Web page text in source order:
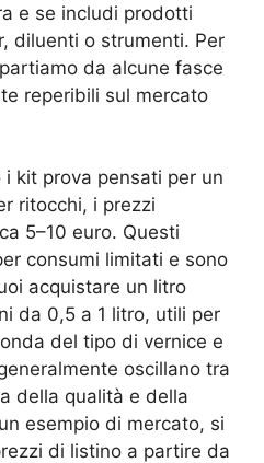
e se includi prodotti
diluenti o strumenti. Per
da alcune fasce
reperibili sul mercato
kit prova pensati per un
ritocchi, i prezzi
5–10 euro. Questi
consumi limitati e sono
acquistare un litro
da 0,5 a 1 litro, utili per
del tipo di vernice e
oscillano tra
della qualità e della
esempio di mercato, si
di listino a partire da